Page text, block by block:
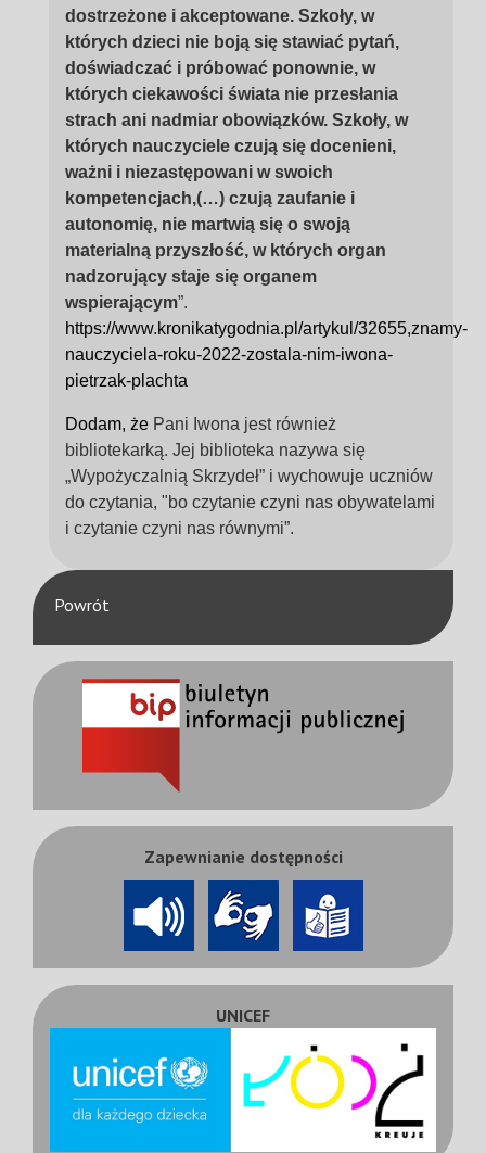
dostrzeżone i akceptowane. Szkoły, w
których dzieci nie boją się stawiać pytań,
doświadczać i próbować ponownie, w
których ciekawości świata nie przesłania
strach ani nadmiar obowiązków. Szkoły, w
których nauczyciele czują się docenieni,
ważni i niezastępowani w swoich
kompetencjach,(…) czują zaufanie i
autonomię, nie martwią się o swoją
materialną przyszłość, w których organ
nadzorujący staje się organem
wspierającym”.
https://www.kronikatygodnia.pl/artykul/32655,znamy-
nauczyciela-roku-2022-zostala-nim-iwona-
pietrzak-plachta
Dodam, że Pani Iwona jest również
bibliotekarką. Jej biblioteka nazywa się
„Wypożyczalnią Skrzydeł” i wychowuje uczniów
do czytania, "bo czytanie czyni nas obywatelami
i czytanie czyni nas równymi”.
Powrót
Zapewnianie dostępności
UNICEF